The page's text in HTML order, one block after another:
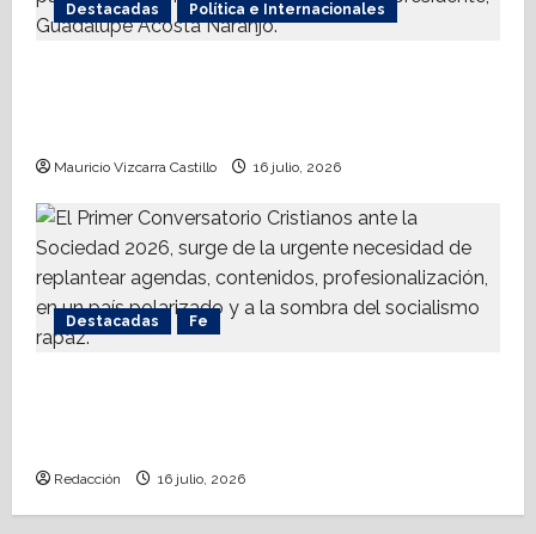
Destacadas Política e Internacionales
Mauricio Vizcarra Castillo 16 julio, 2026
Destacadas Fe
Redacción 16 julio, 2026